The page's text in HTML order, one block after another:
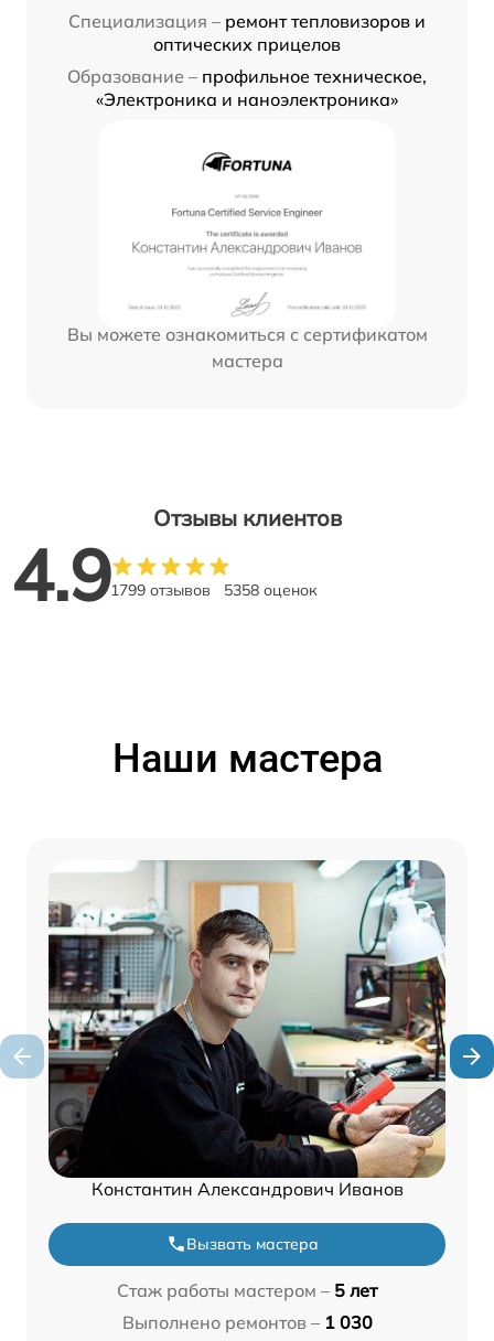
Специализация – ремонт тепловизоров и
оптических прицелов
Образование – профильное техническое,
«Электроника и наноэлектроника»
Вы можете ознакомиться с сертификатом
мастера
Отзывы клиентов
4.91799 отзывов 5358 оценок
Наши мастера
Константин Александрович Иванов
Вызвать мастера
Стаж работы мастером – 5 лет
Выполнено ремонтов – 1 030